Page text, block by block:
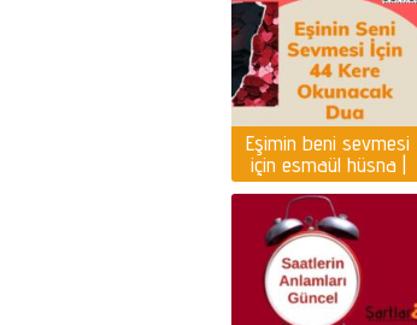
Eşimin beni sevmesi
için esmaül hüsna |
Eşin seni sevmesi için
dua